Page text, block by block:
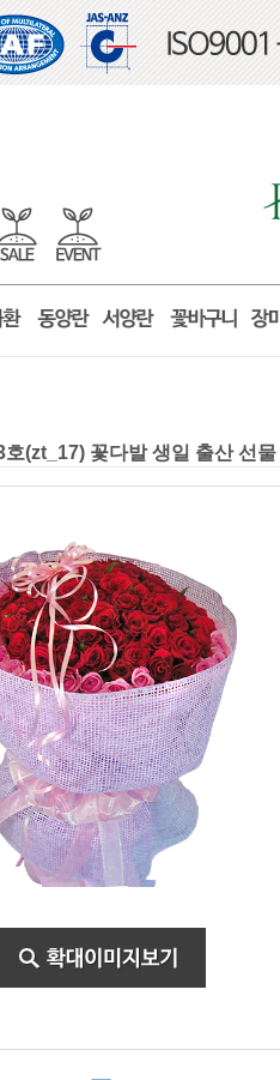
(zt_17) 꽃다발 생일 출산 선